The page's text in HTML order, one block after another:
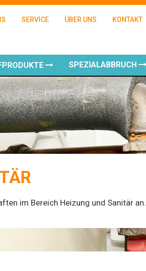
SERVICE ÜBER UNS KONTAKT
SPEZIALABBRUCH
im Bereich Heizung und Sanitär an.